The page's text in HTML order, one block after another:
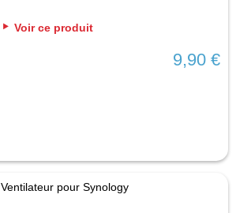
Voir ce produit
9,90 €
Ventilateur pour Synology